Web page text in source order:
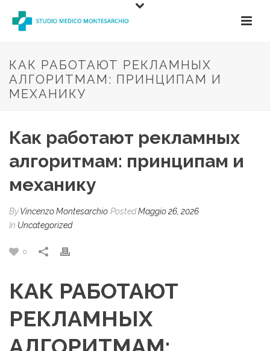
КАК РАБОТАЮТ РЕКЛАМНЫХ
АЛГОРИТМАМ: ПРИНЦИПАМ И
МЕХАНИКУ
Как работают рекламных
алгоритмам: принципам и
механику
ByVincenzo Montesarchio PostedMaggio 26, 2026
In Uncategorized
0
КАК РАБОТАЮТ
РЕКЛАМНЫХ